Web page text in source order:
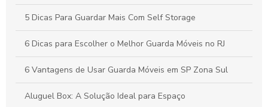
Armazenagem logística para otimizar sua cadeia de
suprimentos
5 Dicas Para Guardar Mais Com Self Storage
6 Dicas para Escolher o Melhor Guarda Móveis no RJ
6 Vantagens de Usar Guarda Móveis em SP Zona Sul
Aluguel Box: A Solução Ideal para Espaço